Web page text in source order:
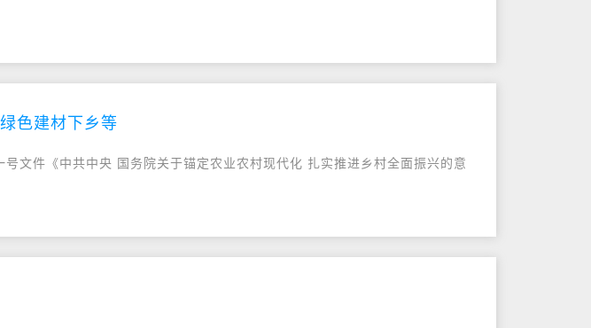
色建材下乡等
文件《中共中央 国务院关于锚定农业农村现代化 扎实推进乡村全面振兴的意